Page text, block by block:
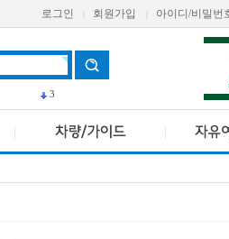
로그인 회원가입 아이디/비밀번
3
3